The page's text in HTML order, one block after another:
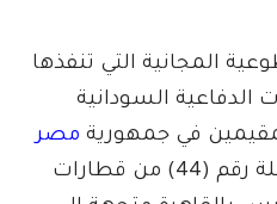
المجانية التي تنفذها
الدفاعية السودانية
في جمهورية مصر
العربية، حيث انطلقت الرحلة رقم (44) من قطارات